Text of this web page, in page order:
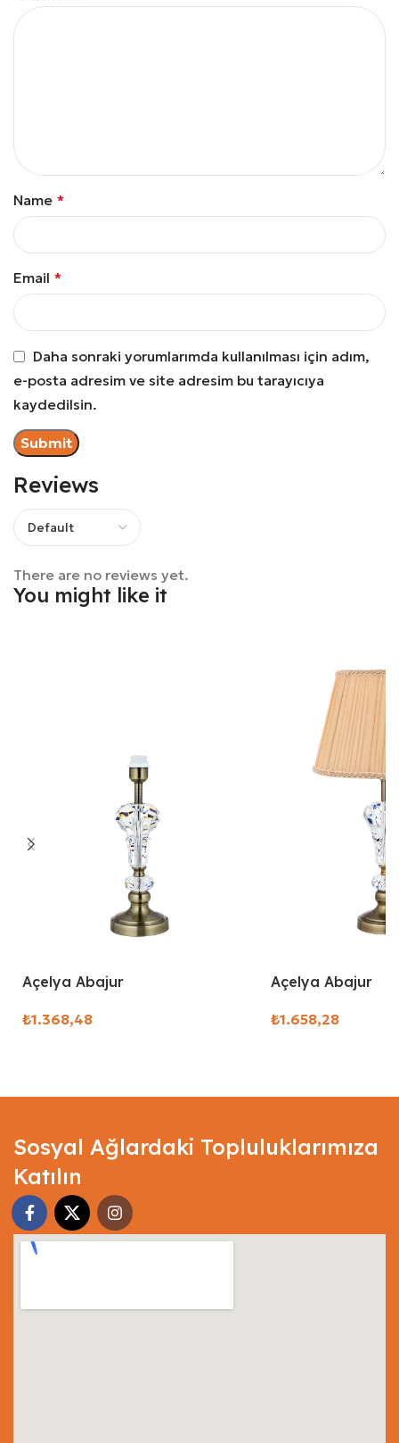
Reviews
There are no reviews yet.
Name *
Email *
Daha sonraki yorumlarımda kullanılması için adım,
e-posta adresim ve site adresim bu tarayıcıya
kaydedilsin.
You might like it
Açelya Abajur
₺
Açelya Abajur
₺
Sosyal Ağlardaki Topluluklarımıza
Katılın